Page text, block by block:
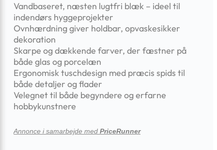
Vandbaseret, næsten lugtfri blæk – ideel til
indendørs hyggeprojekter
Ovnhærdning giver holdbar, opvaskesikker
dekoration
Skarpe og dækkende farver, der fæstner på
både glas og porcelæn
Ergonomisk tuschdesign med præcis spids til
både detaljer og flader
Velegnet til både begyndere og erfarne
hobbykunstnere
Annonce i samarbejde med PriceRunner